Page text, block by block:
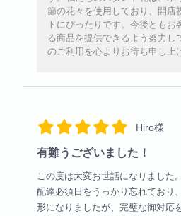
節の花々を使用しており、開店
トにぴったりです。今後ともお
る商品を提供できるよう努力し
のご利用を心よりお待ち申し上
Hiro様
有難うございました！
この度は大変お世話になりました。
配達必須日をうっかり忘れており
形になりましたが、完璧な御対応